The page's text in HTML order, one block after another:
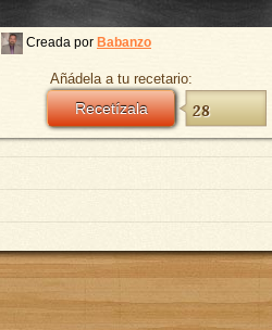
Creada por Babanzo
Añádela a tu recetario:
Recetízala 28